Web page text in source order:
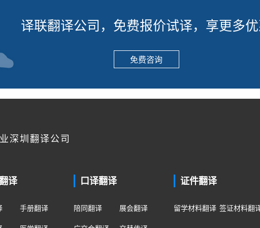
译联翻译公司，免费报价试译，享更多
免费咨询
深圳翻译公司
译
手册翻译
口译翻译
陪同翻译
展会翻译
证件翻译
留学材料翻译 签证材料翻